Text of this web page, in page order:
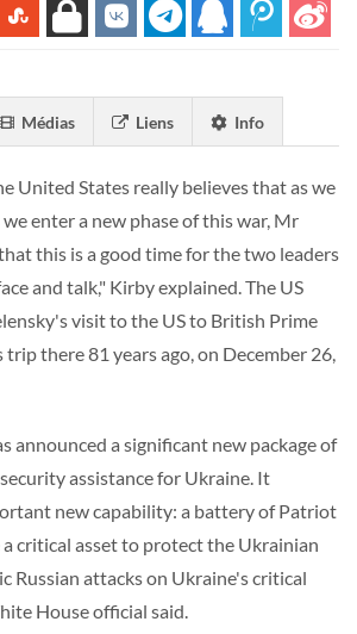
Médias Liens Info
United States really believes that as we
enter a new phase of this war, Mr
this is a good time for the two leaders
and talk," Kirby explained. The US
visit to the US to British Prime
there 81 years ago, on December 26,
announced a significant new package of
assistance for Ukraine. It
new capability: a battery of Patriot
critical asset to protect the Ukrainian
Russian attacks on Ukraine's critical
House official said.